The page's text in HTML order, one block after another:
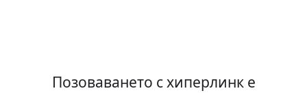
Позоваването с хиперлинк е